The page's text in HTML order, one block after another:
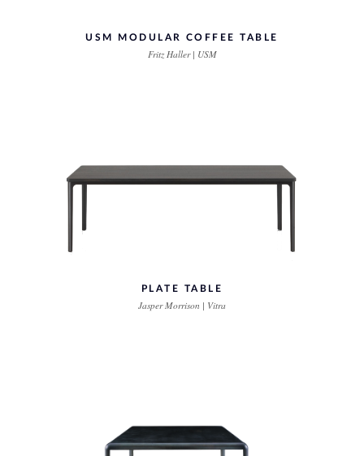
USM MODULAR COFFEE TABLE
Fritz Haller | USM
PLATE TABLE
Jasper Morrison | Vitra